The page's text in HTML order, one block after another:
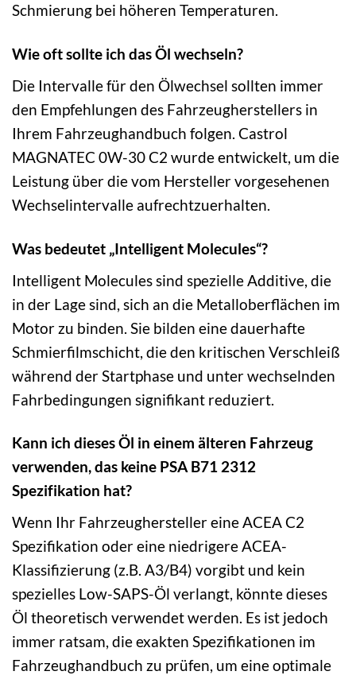
Schmierung bei höheren Temperaturen.
Wie oft sollte ich das Öl wechseln?
Die Intervalle für den Ölwechsel sollten immer
den Empfehlungen des Fahrzeugherstellers in
Ihrem Fahrzeughandbuch folgen. Castrol
MAGNATEC 0W-30 C2 wurde entwickelt, um die
Leistung über die vom Hersteller vorgesehenen
Wechselintervalle aufrechtzuerhalten.
Was bedeutet „Intelligent Molecules“?
Intelligent Molecules sind spezielle Additive, die
in der Lage sind, sich an die Metalloberflächen im
Motor zu binden. Sie bilden eine dauerhafte
Schmierfilmschicht, die den kritischen Verschleiß
während der Startphase und unter wechselnden
Fahrbedingungen signifikant reduziert.
Kann ich dieses Öl in einem älteren Fahrzeug
verwenden, das keine PSA B71 2312
Spezifikation hat?
Wenn Ihr Fahrzeughersteller eine ACEA C2
Spezifikation oder eine niedrigere ACEA-
Klassifizierung (z.B. A3/B4) vorgibt und kein
spezielles Low-SAPS-Öl verlangt, könnte dieses
Öl theoretisch verwendet werden. Es ist jedoch
immer ratsam, die exakten Spezifikationen im
Fahrzeughandbuch zu prüfen, um eine optimale